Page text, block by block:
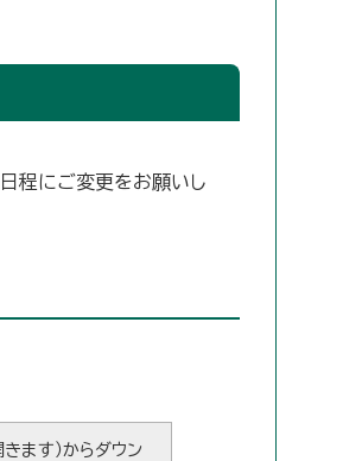
程にご変更をお願いし
きます）からダウン